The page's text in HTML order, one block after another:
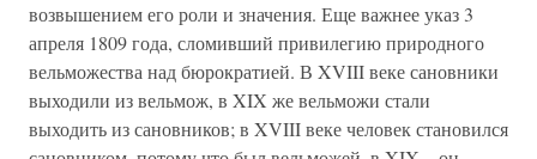
возвышением его роли и значения. Еще важнее указ 3
апреля 1809 года, сломивший привилегию природного
вельможества над бюрократией. В XVIII веке сановники
выходили из вельмож, в XIX же вельможи стали
выходить из сановников; в XVIII веке человек становился